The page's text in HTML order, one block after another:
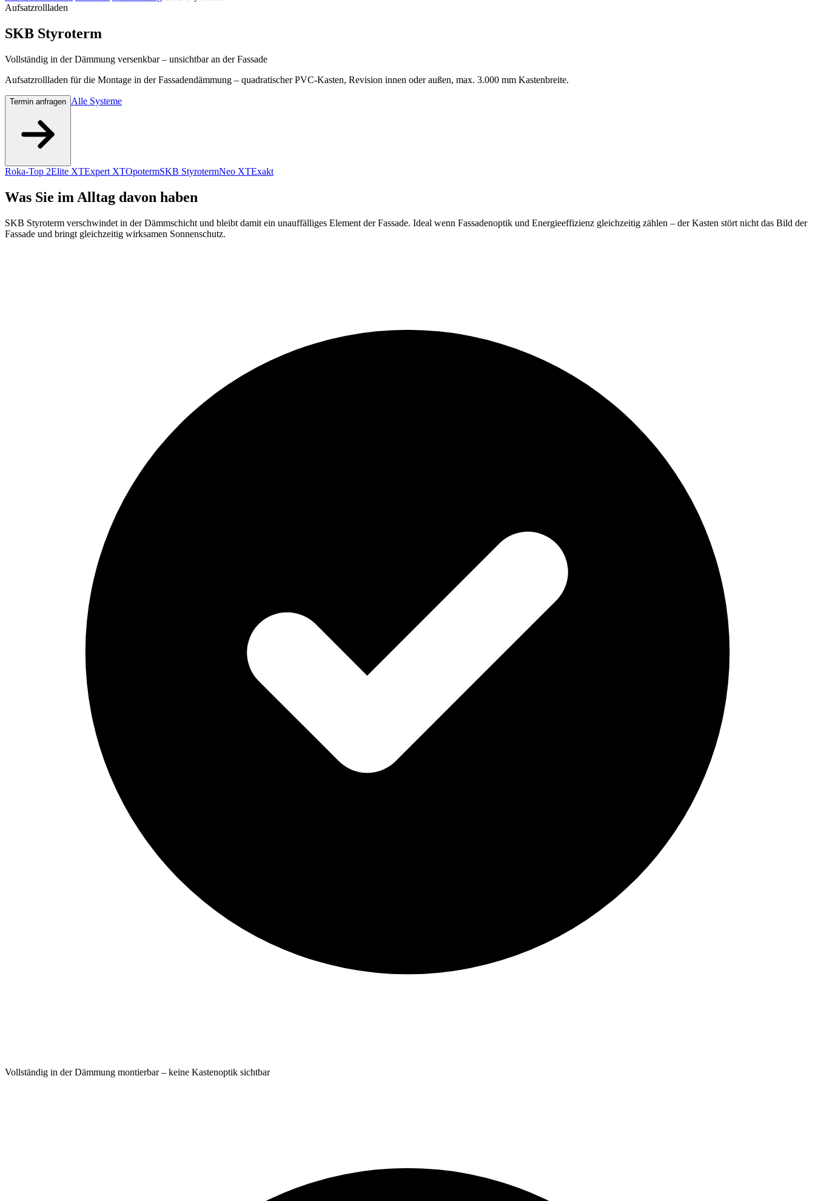
Aufsatzrollladen
SKB Styroterm
Vollständig in der Dämmung versenkbar – unsichtbar an der Fassade
Aufsatzrollladen für die Montage in der Fassadendämmung – quadratischer PVC-Kasten, Revision innen oder außen, max. 3.000 mm Kastenbreite.
Termin anfragen Alle Systeme
Roka-Top 2Elite XTExpert XTOpotermSKB StyrotermNeo XTExakt
Was Sie im Alltag davon haben
SKB Styroterm verschwindet in der Dämmschicht und bleibt damit ein unauffälliges Element der Fassade. Ideal wenn Fassadenoptik und Energieeffizienz gleichzeitig zählen – der Kasten stört nicht das Bild der
Fassade und bringt gleichzeitig wirksamen Sonnenschutz.
Vollständig in der Dämmung montierbar – keine Kastenoptik sichtbar